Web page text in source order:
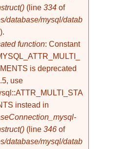
(line 334 of
database/mysql/datab
).
function: Constant
is deprecated
use
instead in
(line 346 of
database/mysql/datab